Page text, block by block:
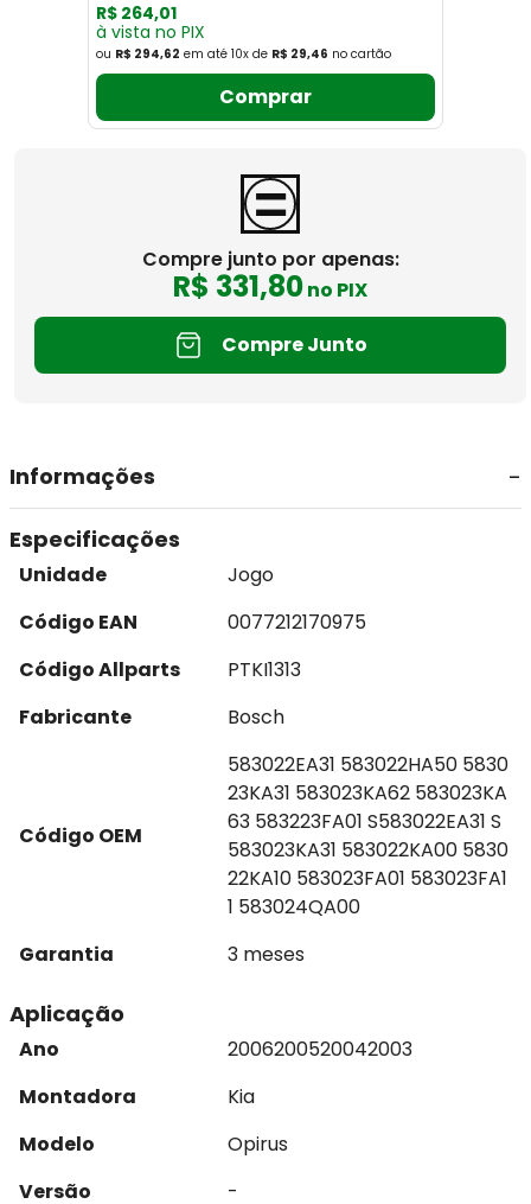
R$ 264,01
à vista no PIX
ou R$ 294,62 em até 10x de R$ 29,46 no cartão
Comprar
Compre junto por apenas:
R$ 331,80no PIX
Compre Junto
Informações
Especificações
Unidade
Jogo
Código EAN
0077212170975
Código Allparts
PTKI1313
Fabricante
Bosch
Código OEM
583022EA31 583022HA50 5830
23KA31 583023KA62 583023KA
63 583223FA01 S583022EA31 S
583023KA31 583022KA00 5830
22KA10 583023FA01 583023FA1
1 583024QA00
Garantia
3 meses
Aplicação
Ano 2006200520042003
Montadora
Kia
Modelo
Opirus
Versão
-